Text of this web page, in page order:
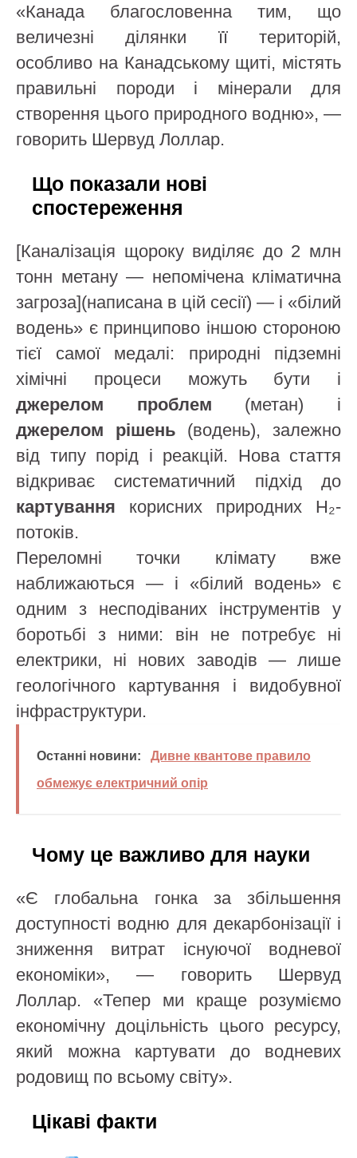
«Канада благословенна тим, що
величезні ділянки її територій,
особливо на Канадському щиті, містять
правильні породи і мінерали для
створення цього природного водню», —
говорить Шервуд Лоллар.
Що показали нові
спостереження
[Каналізація щороку виділяє до 2 млн
тонн метану — непомічена кліматична
загроза](написана в цій сесії) — і «білий
водень» є принципово іншою стороною
тієї самої медалі: природні підземні
хімічні процеси можуть бути і
джерелом проблем (метан) і
джерелом рішень (водень), залежно
від типу порід і реакцій. Нова стаття
відкриває систематичний підхід до
картування корисних природних H₂-
потоків.
Переломні точки клімату вже
наближаються — і «білий водень» є
одним з несподіваних інструментів у
боротьбі з ними: він не потребує ні
електрики, ні нових заводів — лише
геологічного картування і видобувної
інфраструктури.
Останні новини:
Дивне квантове правило
обмежує електричний опір
Чому це важливо для науки
«Є глобальна гонка за збільшення
доступності водню для декарбонізації і
зниження витрат існуючої водневої
економіки», — говорить Шервуд
Лоллар. «Тепер ми краще розуміємо
економічну доцільність цього ресурсу,
який можна картувати до водневих
родовищ по всьому світу».
Цікаві факти